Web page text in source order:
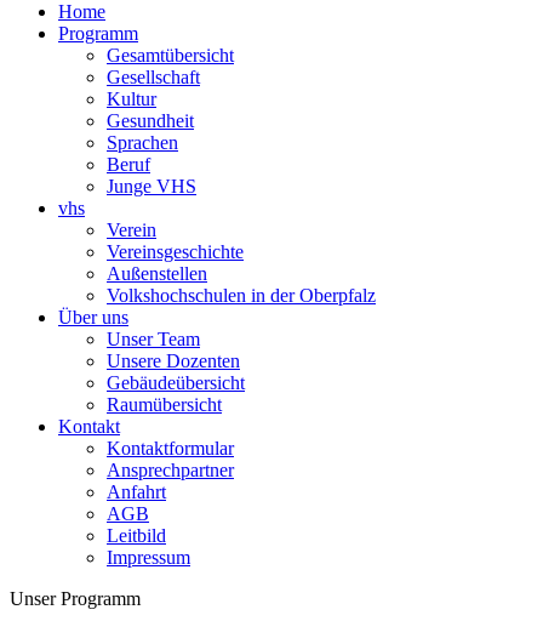
Home
Programm
Gesamtübersicht
Gesellschaft
Kultur
Gesundheit
Sprachen
Beruf
Junge VHS
vhs
Verein
Vereinsgeschichte
Außenstellen
Volkshochschulen in der Oberpfalz
Über uns
Unser Team
Unsere Dozenten
Gebäudeübersicht
Raumübersicht
Kontakt
Kontaktformular
Ansprechpartner
Anfahrt
AGB
Leitbild
Impressum
Unser Programm